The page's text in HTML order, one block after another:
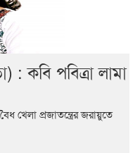
: কবি পবিত্রা লামা
খেলা প্রজাতন্ত্রের জরায়ুতে